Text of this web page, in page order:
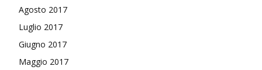
Agosto 2017
Luglio 2017
Giugno 2017
Maggio 2017